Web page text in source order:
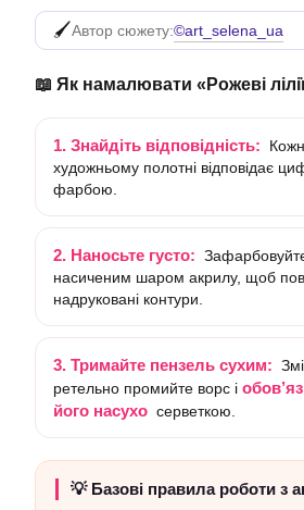
Автор сюжету:©art_selena_ua
📖 Як намалювати «Рожеві
1. Знайдіть відповідність:
художньому полотні відповідає
фарбою.
2. Наносьте густо:
насиченим шаром акрилу, щоб
надруковані контури.
3. Тримайте пензель сухим:
ретельно промийте ворс і
його насухо серветкою.
💡 Базові правила роботи з